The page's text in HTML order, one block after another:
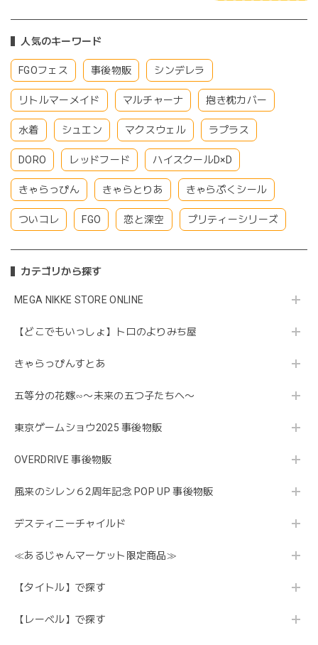
人気のキーワード
FGOフェス 事後物販 シンデレラ
リトルマーメイド マルチャーナ 抱き枕カバー
水着 シュエン マクスウェル ラプラス
DORO レッドフード ハイスクールD×D
きゃらっぴん きゃらとりあ きゃらぷくシール
ついコレ FGO 恋と深空 プリティーシリーズ
カテゴリから探す
MEGA NIKKE STORE ONLINE
【どこでもいっしょ】トロのよりみち屋
きゃらっぴんすとあ
五等分の花嫁∽〜未来の五つ子たちへ〜
東京ゲームショウ2025 事後物販
OVERDRIVE 事後物販
風来のシレン６2周年記念 POP UP 事後物販
デスティニーチャイルド
≪あるじゃんマーケット限定商品≫
【タイトル】で探す
【レーベル】で探す